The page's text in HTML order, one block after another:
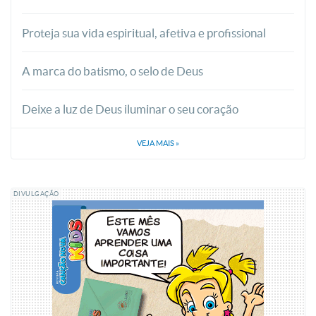
Proteja sua vida espiritual, afetiva e profissional
A marca do batismo, o selo de Deus
Deixe a luz de Deus iluminar o seu coração
VEJA MAIS »
DIVULGAÇÃO